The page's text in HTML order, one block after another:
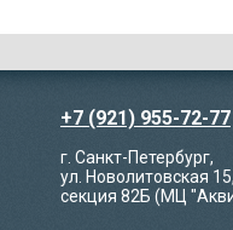
+7 (921) 955-72-77
г. Санкт-Петербург,
ул. Новолитовская
секция 82Б (МЦ